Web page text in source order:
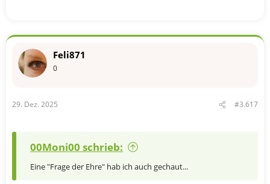
Feli871
0
29. Dez. 2025 #3.617
00Moni00 schrieb:
Eine "Frage der Ehre" hab ich auch gechaut...